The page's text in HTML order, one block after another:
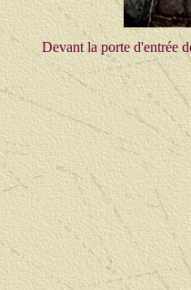
Devant la porte d'entrée